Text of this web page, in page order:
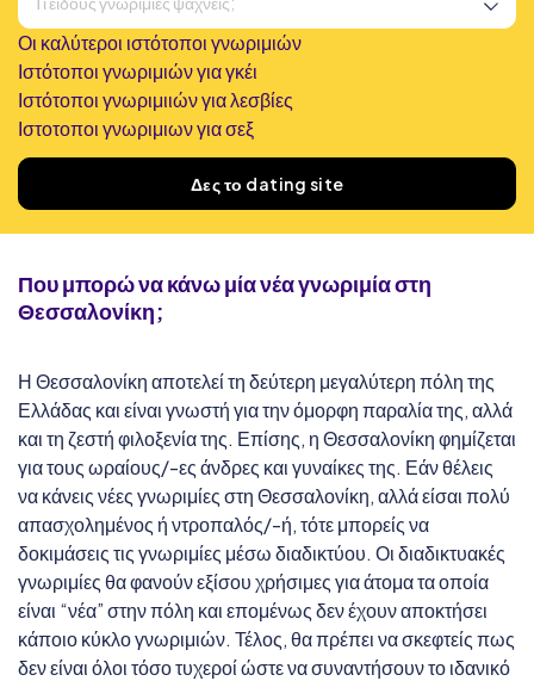
Οι καλύτεροι ιστότοποι γνωριμιών
Ιστότοποι γνωριμιών για γκέι
Ιστότοποι γνωριμιιών για λεσβίες
Ιστοτοποι γνωριμιων για σεξ
Βρήκαμε
Δες το dating site
Που μπορώ να κάνω μία νέα γνωριμία στη
Θεσσαλονίκη;
Η Θεσσαλονίκη αποτελεί τη δεύτερη μεγαλύτερη πόλη της
Ελλάδας και είναι γνωστή για την όμορφη παραλία της, αλλά
και τη ζεστή φιλοξενία της. Επίσης, η Θεσσαλονίκη φημίζεται
για τους ωραίους/-ες άνδρες και γυναίκες της. Εάν θέλεις
να κάνεις νέες γνωριμίες στη Θεσσαλονίκη, αλλά είσαι πολύ
απασχολημένος ή ντροπαλός/-ή, τότε μπορείς να
δοκιμάσεις τις γνωριμίες μέσω διαδικτύου. Οι διαδικτυακές
γνωριμίες θα φανούν εξίσου χρήσιμες για άτομα τα οποία
είναι “νέα” στην πόλη και επομένως δεν έχουν αποκτήσει
κάποιο κύκλο γνωριμιών. Τέλος, θα πρέπει να σκεφτείς πως
δεν είναι όλοι τόσο τυχεροί ώστε να συναντήσουν το ιδανικό